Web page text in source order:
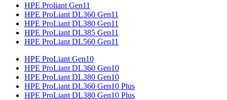
HPE Proliant Gen11
HPE ProLiant DL360 Gen11
HPE ProLiant DL380 Gen11
HPE ProLiant DL385 Gen11
HPE ProLiant DL560 Gen11
HPE ProLiant Gen10
HPE ProLiant DL360 Gen10
HPE ProLiant DL380 Gen10
HPE ProLiant DL360 Gen10 Plus
HPE ProLiant DL380 Gen10 Plus